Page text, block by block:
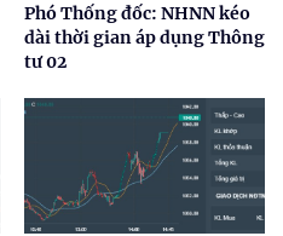
Phó Thống đốc: NHNN kéo
dài thời gian áp dụng Thông
tư 02